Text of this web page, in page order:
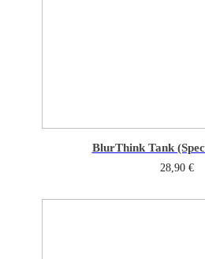
BlurThink Tank
28,90 €